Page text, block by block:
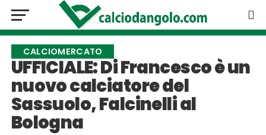
CALCIOMERCATO
UFFICIALE: Di Francesco è un
nuovo calciatore del
Sassuolo, Falcinelli al
Bologna